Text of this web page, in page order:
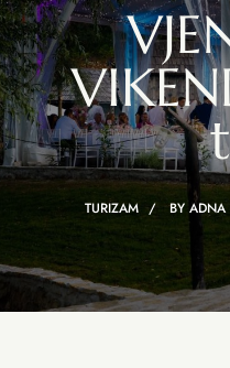
TURIZAM BY ADNA